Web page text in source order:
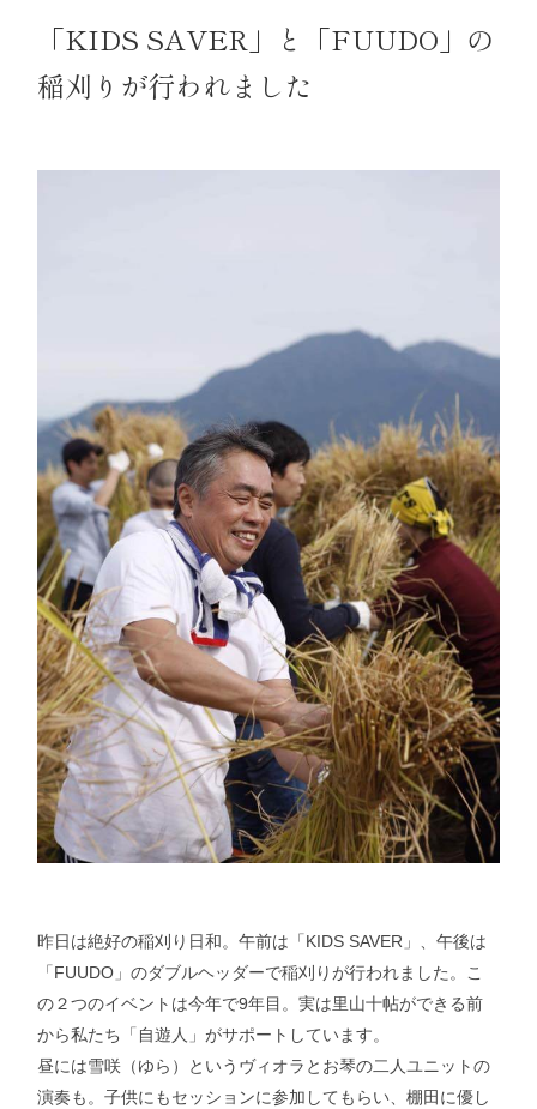
「KIDS SAVER」と「FUUDO」の
稲刈りが行われました
昨日は絶好の稲刈り日和。午前は「KIDS SAVER」、午後は
「FUUDO」のダブルヘッダーで稲刈りが行われました。こ
の２つのイベントは今年で9年目。実は里山十帖ができる前
から私たち「自遊人」がサポートしています。
昼には雪咲（ゆら）というヴィオラとお琴の二人ユニットの
演奏も。子供にもセッションに参加してもらい、棚田に優し